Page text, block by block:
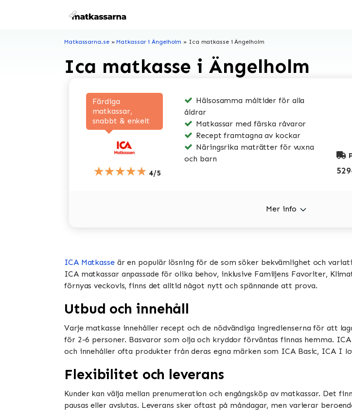
Matkassarna.se» Matkassar i Ängelholm » Ica matkasse i Ängelholm
Ica matkasse i Ängelholm
Färdiga
matkassar,
snabbt & enkelt
★★★★★ 4/5
Hälsosamma måltider för alla
åldrar
Matkassar med färska råvaror
Recept framtagna av kockar
Näringsrika maträtter för vuxna
och barn
Mer info
ICA Matkasseär en populär lösning för de som söker bekvämlighet och
ICA matkassar anpassade för olika behov, inklusive Familjens Favoriter,
förnyas veckovis, finns det alltid något nytt och spännande att prova​​.
Utbud och innehåll
Varje matkasse innehåller recept och de nödvändiga ingredienserna för att
för 2-6 personer. Basvaror som olja och kryddor förväntas finnas hemma​​.
och innehåller ofta produkter från deras egna märken som ICA Basic, ICA I
Flexibilitet och leverans
Kunder kan välja mellan prenumeration och engångsköp av matkassar. Det
pausas eller avslutas. Leverans sker oftast på måndagar, men varierar